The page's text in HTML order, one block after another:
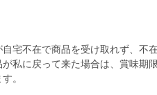
宅不在で商品を受け取れず、不
私に戻って来た場合は、賞味期